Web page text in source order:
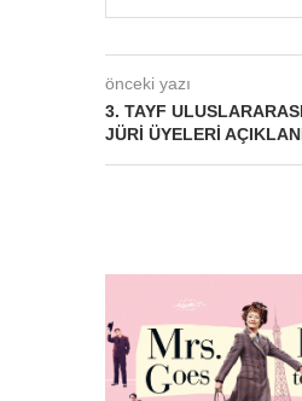
önceki yazı
3. TAYF
JÜRI ÜYELERI